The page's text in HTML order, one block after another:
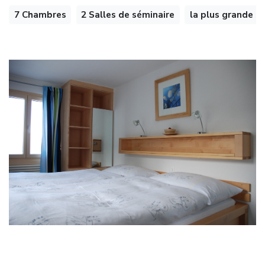
7 Chambres 2 Salles de séminaire la plus grande